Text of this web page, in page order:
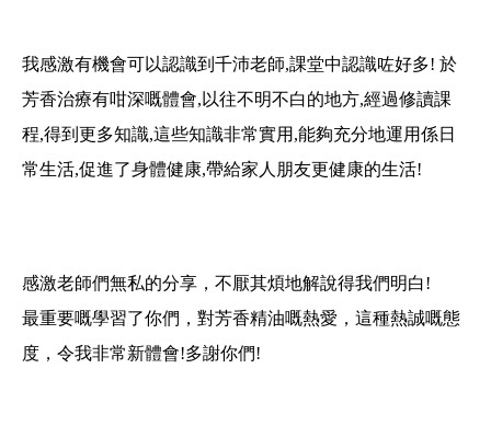
我感激有機會可以認識到千沛老師,課堂中認識咗好多! 於
芳香治療有咁深嘅體會,以往不明不白的地方,經過修讀課
程,得到更多知識,這些知識非常實用,能夠充分地運用係日
常生活,促進了身體健康,帶給家人朋友更健康的生活!
感激老師們無私的分享，不厭其煩地解說得我們明白!
最重要嘅學習了你們，對芳香精油嘅熱愛，這種熱誠嘅態
度，令我非常新體會!多謝你們!